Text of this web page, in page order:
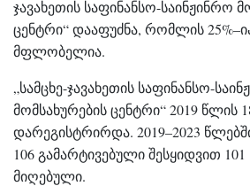
ჯავახეთის საფინანსო-საინჟინრო
ცენტრი“ დააფუძნა, რომლის
მფლობელია.
„სამცხე-ჯავახეთის საფინანსო-
მომსახურების ცენტრი“ 2019 წლის
დარეგისტრირდა. 2019–2023
106 გამარტივებული შესყიდვით
მიღებული.